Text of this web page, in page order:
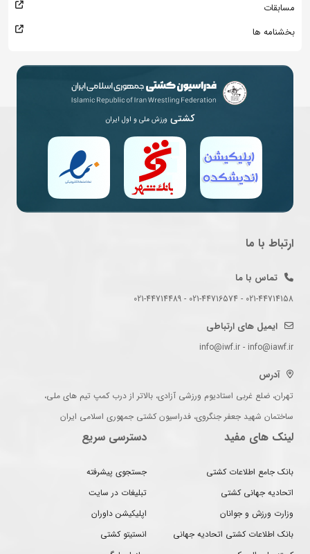
مسابقات
بخشنامه ها
کشتی ورزش ملی و اول ایران
ارتباط با ما
تماس با ما
021-44714158 - 021-44716574 - 021-44714489
ایمیل های ارتباطی
info@iwf.ir - info@iawf.ir
آدرس
تهران، ضلع غربی استادیوم ورزشی آزادی، بالاتر از درب کمپ تیم های ملی،
ساختمان شهید جعفر جنگروی، فدراسیون کشتی جمهوری اسلامی ایران
لینک های مفید
بانک جامع اطلاعات کشتی
اتحادیه جهانی کشتی
وزارت ورزش و جوانان
بانک اطلاعات کشتی اتحادیه جهانی
دسترسی سریع
جستجوی پیشرفته
تبلیغات در سایت
اپلیکیشن داوران
انستیتو کشتی